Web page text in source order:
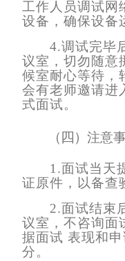
工作人员调试网
设备，确保设备
4.调试完毕
议室，切勿随意
候室耐心等待，
会有老师邀请进
式面试。
（四） 注意
1.面试当天
证原件，以备查
2.面试结束
议室，不咨询面
据面试 表现和
分。